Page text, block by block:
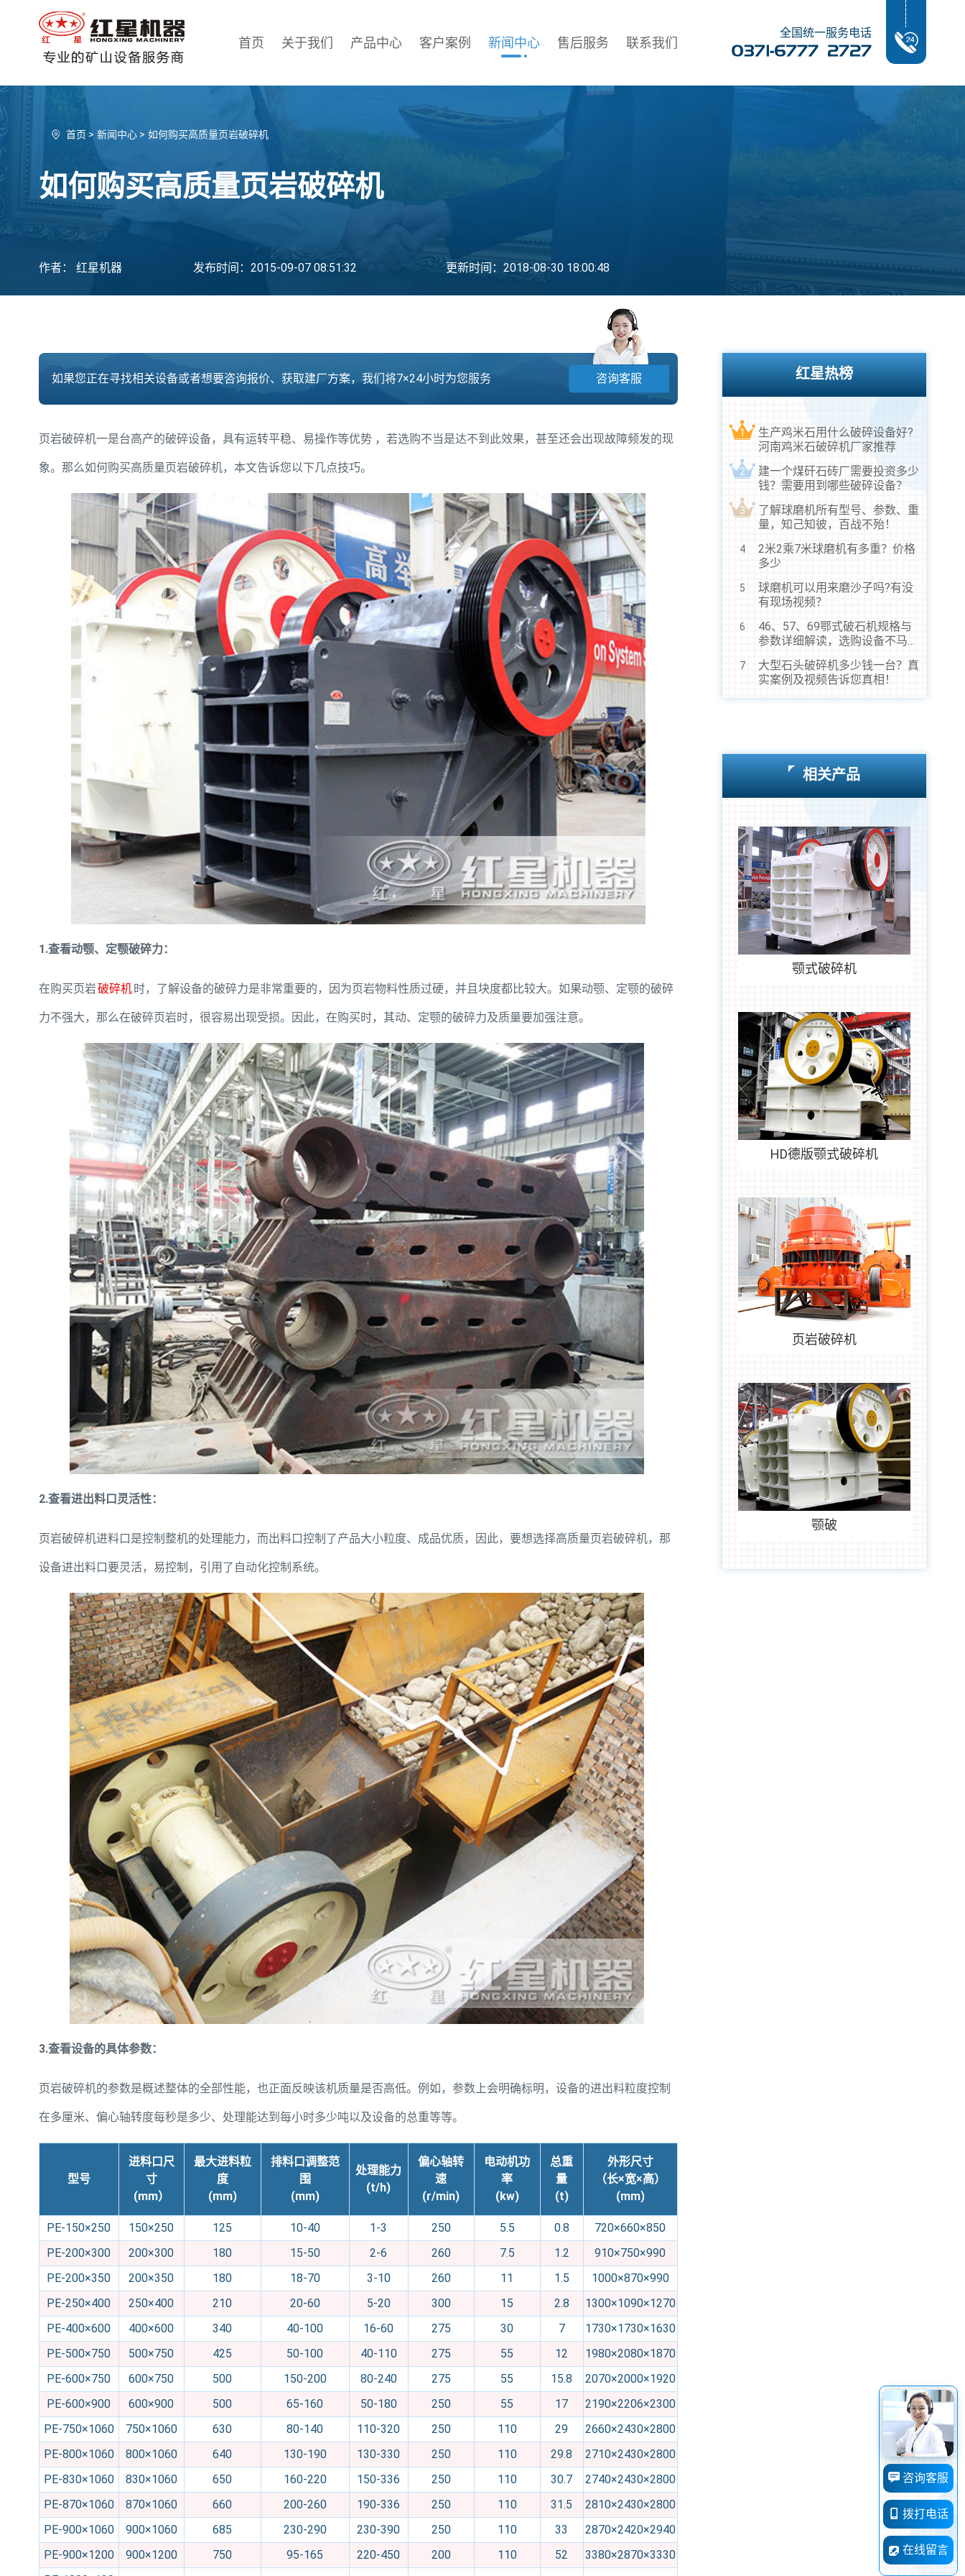
首页 关于我们 产品中心 客户案例 新闻中心 售后服务 联系我们
全国统一服务电话
首页> 新闻中心 > 如何购买高质量页岩破碎机
如何购买高质量页岩破碎机
作者： 红星机器 发布时间：2015-09-07 08:51:32 更新时间：2018-08-30 18:00:48
如果您正在寻找相关设备或者想要咨询报价、获取建厂方案，我们将7×24小时为您服务 咨询客服
页岩破碎机一是台高产的破碎设备，具有运转平稳、易操作等优势 ，若选购不当是达不到此效果，甚至还会出现故障频发的现
象。那么如何购买高质量页岩破碎机，本文告诉您以下几点技巧。
1.查看动颚、定颚破碎力：
在购买页岩破碎机时，了解设备的破碎力是非常重要的，因为页岩物料性质过硬，并且块度都比较大。如果动颚、定颚的破碎
力不强大，那么在破碎页岩时，很容易出现受损。因此，在购买时，其动、定颚的破碎力及质量要加强注意。
2.查看进出料口灵活性：
页岩破碎机进料口是控制整机的处理能力，而出料口控制了产品大小粒度、成品优质，因此，要想选择高质量页岩破碎机，那
设备进出料口要灵活，易控制，引用了自动化控制系统。
3.查看设备的具体参数：
页岩破碎机的参数是概述整体的全部性能，也正面反映该机质量是否高低。例如，参数上会明确标明，设备的进出料粒度控制
在多厘米、偏心轴转度每秒是多少、处理能达到每小时多少吨以及设备的总重等等。
型号
进料口尺
寸
(mm）
最大进料粒
度
(mm)
排料口调整范
围
(mm)
处理能力
(t/h)
偏心轴转
速
(r/min)
电动机功
率
(kw)
总重
量
(t)
外形尺寸
（长×宽×高）
(mm)
PE-150×250 150×250 125 10-40 1-3 250 5.5 0.8
720×660×850
PE-200×300
200×300 180 15-50 2-6 260 7.5 1.2
910×750×990
PE-200×350
200×350 180 18-70 3-10 260 11 1.5
1000×870×990
PE-250×400
250×400 210 20-60 5-20 300 15 2.8
1300×1090×1270
PE-400×600
400×600 340 40-100 16-60 275 30 7
1730×1730×1630
PE-500×750
500×750 425 50-100 40-110 275 55 12
1980×2080×1870
PE-600×750
600×750 500 150-200 80-240 275 55 15.8
2070×2000×1920
PE-600×900
600×900 500 65-160 50-180 250 55 17
2190×2206×2300
PE-750×1060
750×1060 630 80-140 110-320 250 110 29
2660×2430×2800
PE-800×1060
800×1060 640 130-190 130-330 250 110 29.8
2710×2430×2800
PE-830×1060
830×1060 650 160-220 150-336 250 110 30.7
2740×2430×2800
PE-870×1060
870×1060 660 200-260 190-336 250 110 31.5
2810×2430×2800
PE-900×1060
900×1060 685 230-290 230-390 250 110 33
2870×2420×2940
PE-900×1200
900×1200 750 95-165 220-450 200 110 52
3380×2870×3330
红星热榜
1
生产鸡米石用什么破碎设备好?
河南鸡米石破碎机厂家推荐
2
建一个煤矸石砖厂需要投资多少
钱？需要用到哪些破碎设备？
3
了解球磨机所有型号、参数、重
量，知己知彼，百战不殆！
4
2米2乘7米球磨机有多重？价格
多少
5
球磨机可以用来磨沙子吗?有没
有现场视频？
6
46、57、69鄂式破石机规格与
参数详细解读，选购设备不马
7
大型石头破碎机多少钱一台？真
实案例及视频告诉您真相！
相关产品
颚式破碎机
HD德版颚式破碎机
页岩破碎机
颚破
咨询客服
拨打电话
在线留言